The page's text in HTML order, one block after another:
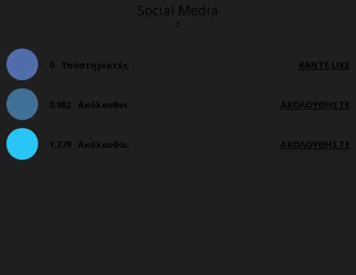
Social Media
0 Υποστηρικτές ΚΆΝΤΕ LIKE
3,982 Ακόλουθοι ΑΚΟΛΟΥΘΉΣΤΕ
1,279 Ακόλουθοι ΑΚΟΛΟΥΘΉΣΤΕ